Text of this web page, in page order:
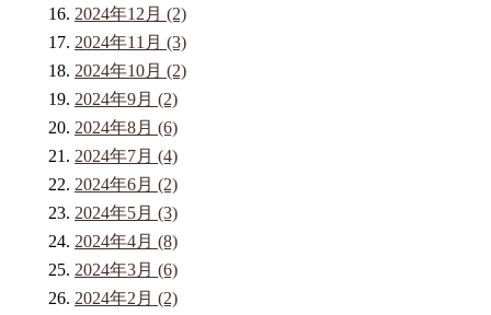
2024年12月 (2)
2024年11月 (3)
2024年10月 (2)
2024年9月 (2)
2024年8月 (6)
2024年7月 (4)
2024年6月 (2)
2024年5月 (3)
2024年4月 (8)
2024年3月 (6)
2024年2月 (2)